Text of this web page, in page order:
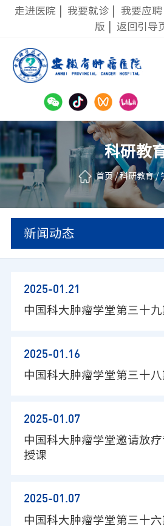
走进医院 我要就诊 我要应聘
版
返回引导
科研教
首页/科研教育/
新闻动态
2025-01 .21
中国科大肿瘤学堂第三十
2025-01 .16
中国科大肿瘤学堂第三十
2025-01 .07
中国科大肿瘤学堂邀请放
授课
2025-01 .07
中国科大肿瘤学堂第三十